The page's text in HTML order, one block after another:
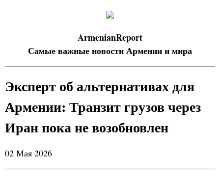
ArmenianReport
Самые важные новости Армении и мира
Эксперт об альтернативах для
Армении: Транзит грузов через
Иран пока не возобновлен
02 Мая 2026